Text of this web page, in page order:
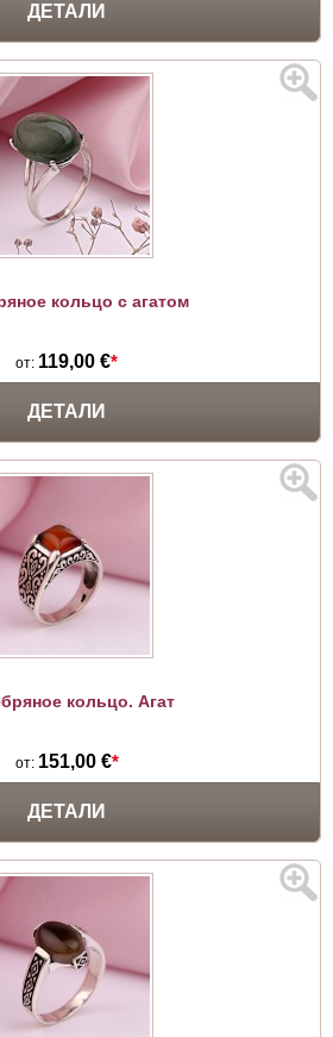
ДЕТАЛИ
кольцо с агатом
от: 119,00 €*
ДЕТАЛИ
кольцо. Агат
от: 151,00 €*
ДЕТАЛИ